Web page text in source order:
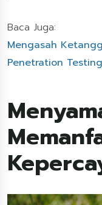
Baca Juga:
Mengasah
Penetration Testing